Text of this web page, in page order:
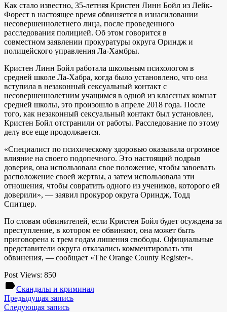
Как стало известно, 35-летняя Кристен Линн Бойл из Лейк-
Форест в настоящее время обвиняется в изнасиловании
несовершеннолетнего лица, после проведенного
расследования полицией. Об этом говорится в
совместном заявлении прокуратуры округа Ориндж и
полицейского управления Ла-Хамбры.
Кристен Линн Бойл работала школьным психологом в
средней школе Ла-Хабра, когда было установлено, что она
вступила в незаконный сексуальный контакт с
несовершеннолетним учащимся в одной из классных комнат
средней школы, это произошло в апреле 2018 года. После
того, как незаконный сексуальный контакт был установлен,
Кристен Бойл отстранили от работы. Расследование по этому
делу все еще продолжается.
«Специалист по психическому здоровью оказывала огромное
влияние на своего подопечного. Это настоящий подрыв
доверия, она использовала свое положение, чтобы завоевать
расположение своей жертвы, а затем использовала эти
отношения, чтобы совратить одного из учеников, которого ей
доверили», — заявил прокурор округа Ориндж, Тодд
Спитцер.
По словам обвинителей, если Кристен Бойл будет осуждена за
преступление, в котором ее обвиняют, она может быть
приговорена к трем годам лишения свободы. Официальные
представители округа отказались комментировать эти
обвинения, — сообщает «The Orange County Register».
Post Views: 850
labelСкандалы и криминал
Предыдущая запись
Следующая запись